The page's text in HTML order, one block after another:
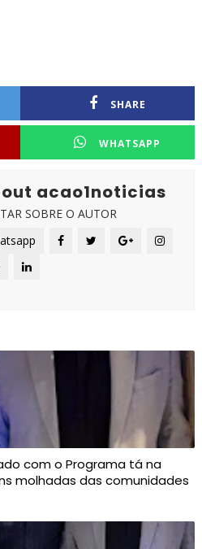
SHARE
WHATSAPP
acao1noticias
SOBRE O AUTOR
com o Programa tá na
molhadas das comunidades